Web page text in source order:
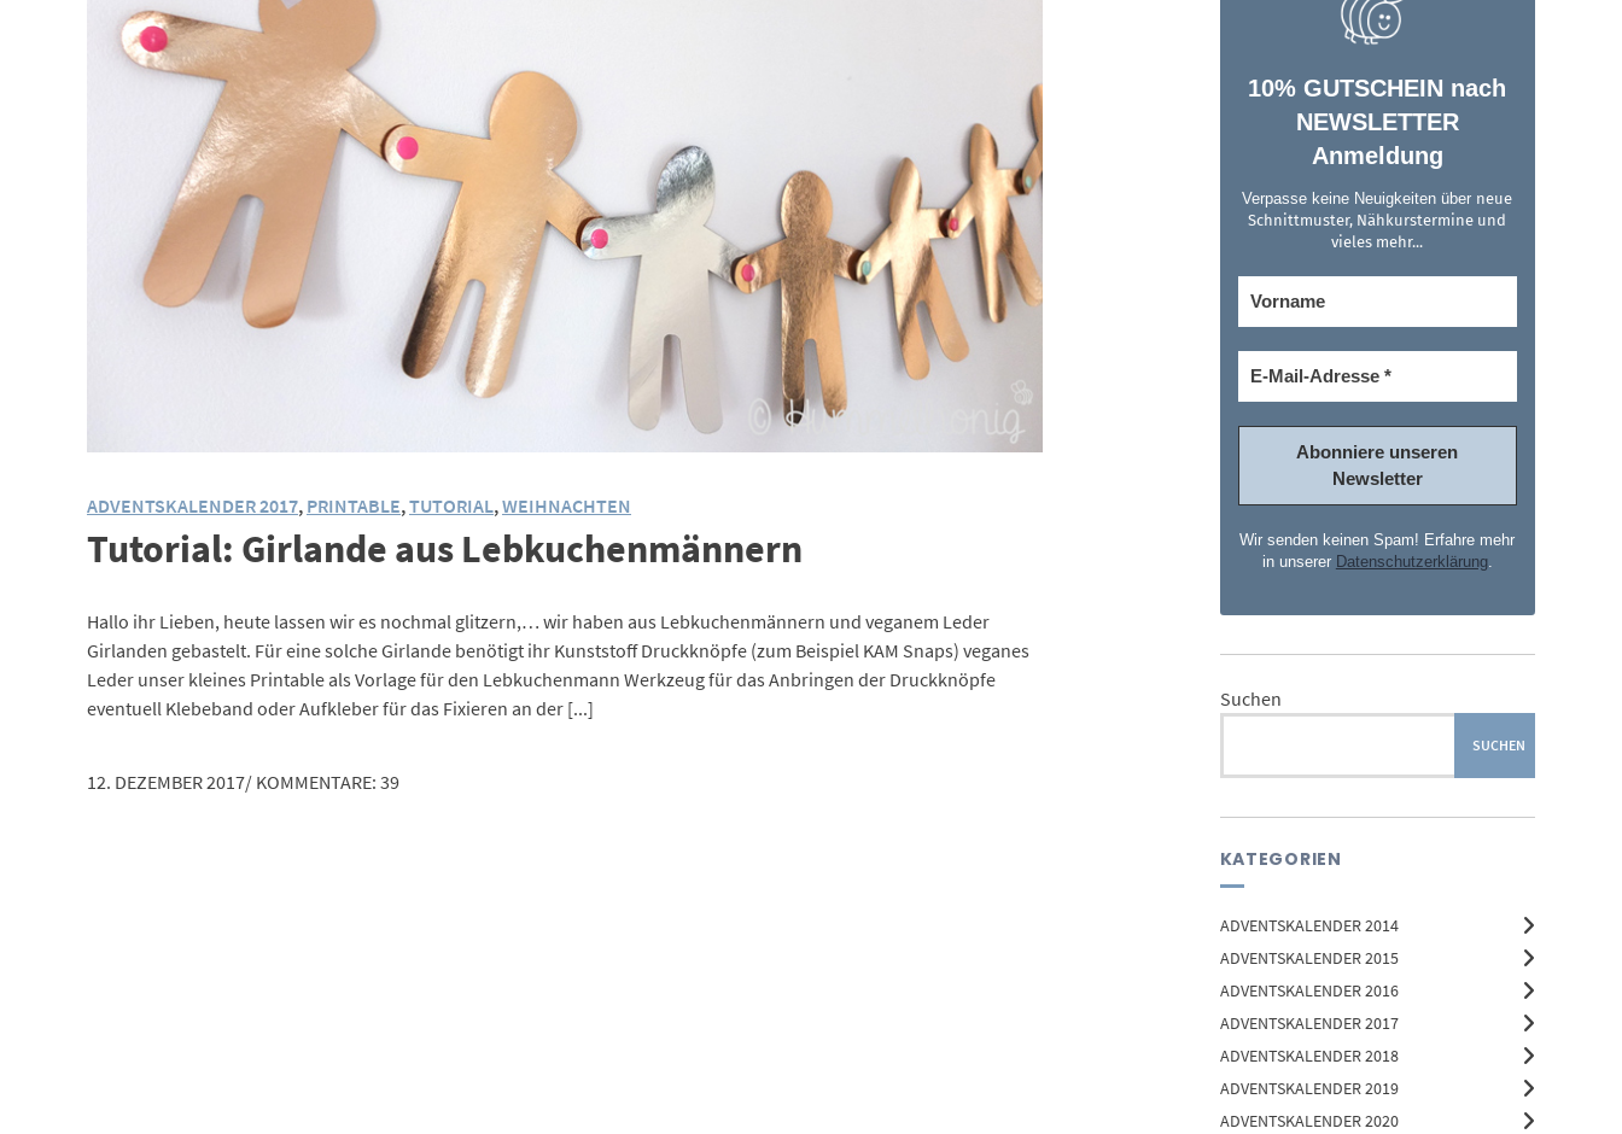
10% GUTSCHEIN nach
NEWSLETTER
Anmeldung
Verpasse keine Neuigkeiten über neue
Schnittmuster, Nähkurstermine und
vieles mehr...
Wir senden keinen Spam! Erfahre mehr
in unserer Datenschutzerklärung.
Suchen
SUCHEN
KATEGORIEN
ADVENTSKALENDER 2014
ADVENTSKALENDER 2015
ADVENTSKALENDER 2016
ADVENTSKALENDER 2017
ADVENTSKALENDER 2018
ADVENTSKALENDER 2019
ADVENTSKALENDER 2020
ADVENTSKALENDER 2017, PRINTABLE,TUTORIAL,WEIHNACHTEN
Tutorial: Girlande aus Lebkuchenmännern
Hallo ihr Lieben, heute lassen wir es nochmal glitzern,… wir haben aus Lebkuchenmännern und veganem Leder
Girlanden gebastelt. Für eine solche Girlande benötigt ihr Kunststoff Druckknöpfe (zum Beispiel KAM Snaps) veganes
Leder unser kleines Printable als Vorlage für den Lebkuchenmann Werkzeug für das Anbringen der Druckknöpfe
eventuell Klebeband oder Aufkleber für das Fixieren an der [...]
12. DEZEMBER 2017/KOMMENTARE: 39